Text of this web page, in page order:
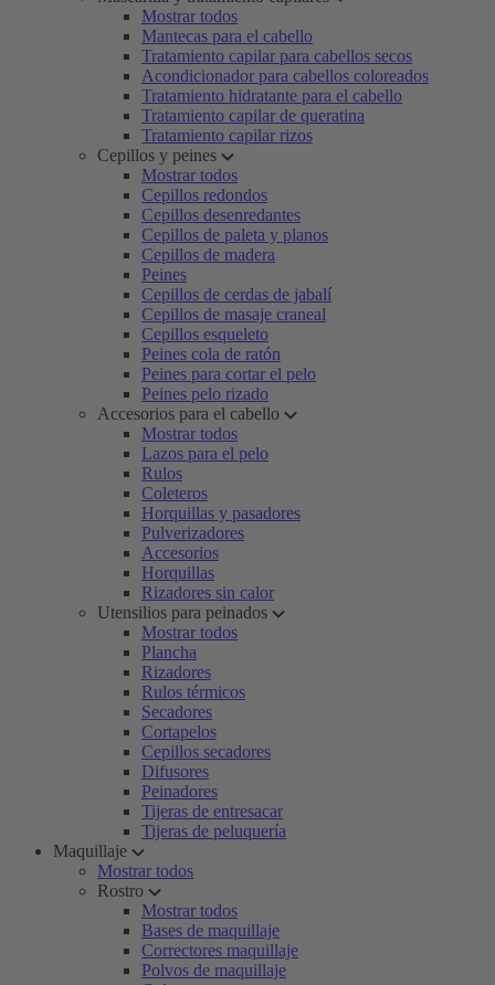
Mostrar todos
Mantecas para el cabello
Tratamiento capilar para cabellos secos
Acondicionador para cabellos coloreados
Tratamiento hidratante para el cabello
Tratamiento capilar de queratina
Tratamiento capilar rizos
Cepillos y peines
Mostrar todos
Cepillos redondos
Cepillos desenredantes
Cepillos de paleta y planos
Cepillos de madera
Peines
Cepillos de cerdas de jabalí
Cepillos de masaje craneal
Cepillos esqueleto
Peines cola de ratón
Peines para cortar el pelo
Peines pelo rizado
Accesorios para el cabello
Mostrar todos
Lazos para el pelo
Rulos
Coleteros
Horquillas y pasadores
Pulverizadores
Accesorios
Horquillas
Rizadores sin calor
Utensilios para peinados
Mostrar todos
Plancha
Rizadores
Rulos térmicos
Secadores
Cortapelos
Cepillos secadores
Difusores
Peinadores
Tijeras de entresacar
Tijeras de peluquería
Maquillaje
Mostrar todos
Rostro
Mostrar todos
Bases de maquillaje
Correctores maquillaje
Polvos de maquillaje